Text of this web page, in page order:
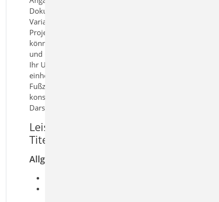
Dokumentinformationen werden über
Variablen direkt aus den
Projekteigenschaften übernommen und
können flexibel ergänzt werden. Layout
und Gestaltung lassen sich individuell an
Ihr Unternehmensprofil anpassen und
einheitlich auf Titelblatt sowie Kopf‑ und
Fußzeilen übertragen. So entsteht eine
konsistente und professionelle
Darstellung Ihrer statischen Berechnung.
Leistungsmerkmale S010
Titelblatt
Allgemein